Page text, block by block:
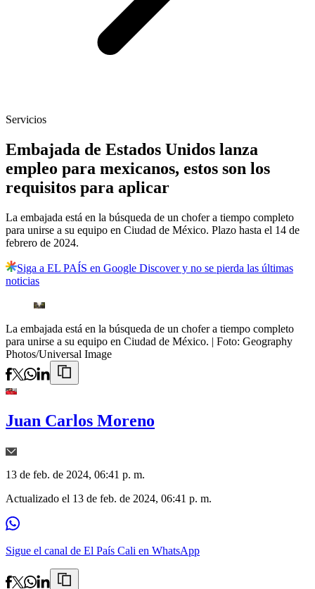
Servicios
Embajada de Estados Unidos lanza
empleo para mexicanos, estos son los
requisitos para aplicar
La embajada está en la búsqueda de un chofer a tiempo completo
para unirse a su equipo en Ciudad de México. Plazo hasta el 14 de
febrero de 2024.
Siga a EL PAÍS en Google Discover y no se pierda las últimas
noticias
La embajada está en la búsqueda de un chofer a tiempo completo
para unirse a su equipo en Ciudad de México. | Foto: Geography
Photos/Universal Image
Juan Carlos Moreno
13 de feb. de 2024, 06:41 p. m.
Actualizado el 13 de feb. de 2024, 06:41 p. m.
Sigue el canal de El País Cali en WhatsApp